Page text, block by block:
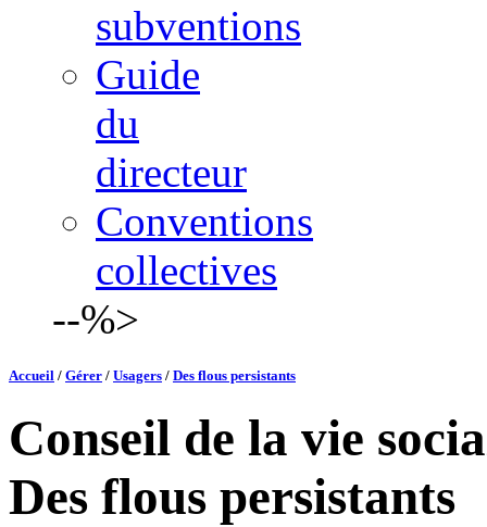
subventions
Guide
du
directeur
Conventions
collectives
--%>
Accueil / Gérer / Usagers / Des flous persistants
Conseil de la vie
Des flous persistants